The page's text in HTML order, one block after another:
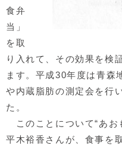
食弁
当」
を取
り入れて、その効果を検
ます。平成30年度は青森
や内蔵脂肪の測定会を行
た。
このことについて“あお
平木裕香さんが、食事を